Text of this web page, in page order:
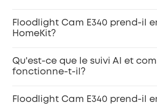
Floodlight Cam E340 prend-il
HomeKit?
Qu'est-ce que le suivi AI et
fonctionne-t-il?
Floodlight Cam E340 prend-il